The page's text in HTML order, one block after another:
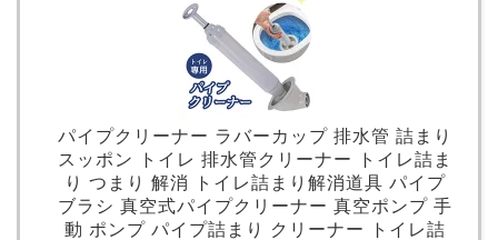
パイプクリーナー ラバーカップ 排水管 詰まり
スッポン トイレ 排水管クリーナー トイレ詰ま
り つまり 解消 トイレ詰まり解消道具 パイプ
ブラシ 真空式パイプクリーナー 真空ポンプ 手
動 ポンプ パイプ詰まり クリーナー トイレ詰